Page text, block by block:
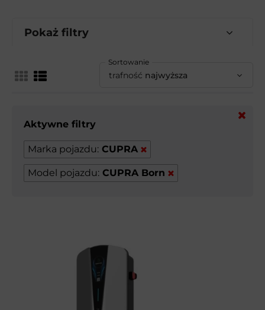
Pokaż filtry
Sortowanie
trafność najwyższa
Aktywne filtry
Marka pojazdu: CUPRA
Model pojazdu: CUPRA Born